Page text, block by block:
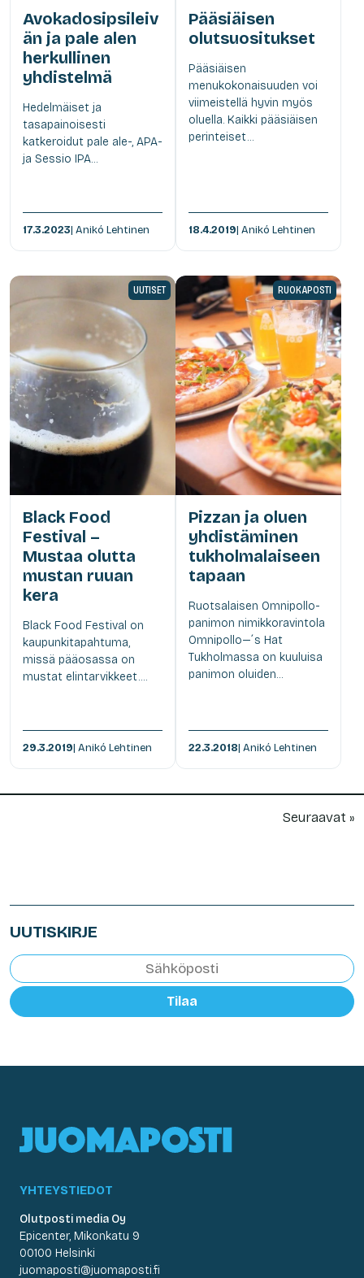
Avokadosipsileiv
än ja pale alen
herkullinen
yhdistelmä
Hedelmäiset ja
tasapainoisesti
katkeroidut pale ale-, APA-
ja Sessio IPA...
17.3.2023| Anikó Lehtinen
Pääsiäisen
olutsuositukset
Pääsiäisen
menukokonaisuuden voi
viimeistellä hyvin myös
oluella. Kaikki pääsiäisen
perinteiset...
18.4.2019| Anikó Lehtinen
UUTISET
Black Food
Festival –
Mustaa olutta
mustan ruuan
kera
Black Food Festival on
kaupunkitapahtuma,
missä pääosassa on
mustat elintarvikkeet....
29.3.2019| Anikó Lehtinen
RUOKAPOSTI
Pizzan ja oluen
yhdistäminen
tukholmalaiseen
tapaan
Ruotsalaisen Omnipollo-
panimon nimikkoravintola
Omnipollo—´s Hat
Tukholmassa on kuuluisa
panimon oluiden...
22.3.2018| Anikó Lehtinen
Seuraavat »
UUTISKIRJE
Tilaa
YHTEYSTIEDOT
Olutposti media Oy
Epicenter, Mikonkatu 9
00100 Helsinki
juomaposti@juomaposti.fi